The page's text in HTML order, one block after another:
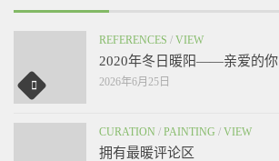
REFERENCES / VIEW
2020年冬日暖阳——亲爱的你
2026年6月25日
CURATION / PAINTING / VIEW
拥有最暖评论区